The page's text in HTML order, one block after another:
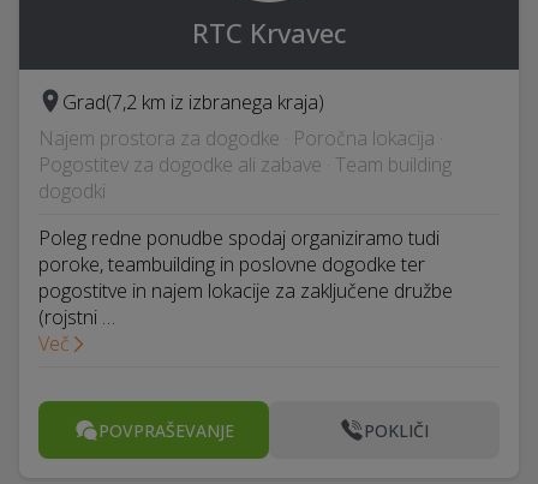
RTC Krvavec
Grad(7,2 km iz izbranega kraja)
Najem prostora za dogodke · Poročna lokacija ·
Pogostitev za dogodke ali zabave · Team building
dogodki
Poleg redne ponudbe spodaj organiziramo tudi
poroke, teambuilding in poslovne dogodke ter
pogostitve in najem lokacije za zaključene družbe
(rojstni …
Več
POVPRAŠEVANJE POKLIČI